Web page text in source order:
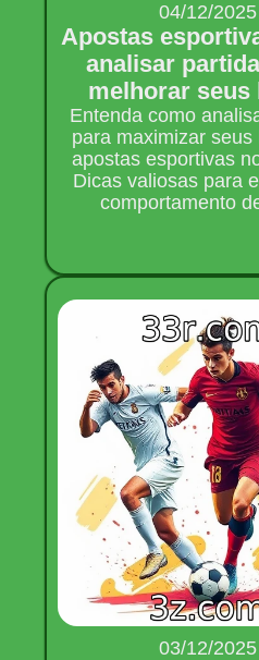
04/12/2025
Apostas
analisar
melhorar seus
Entenda como
para maximizar seus
apostas esportivas
Dicas valiosas para
comportamento
03/12/2025